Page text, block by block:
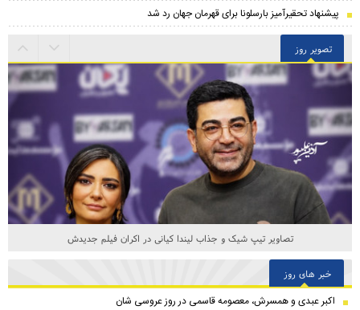
پیشنهاد تحقیرآمیز بارسلونا برای قهرمان جهان رد شد
تصویر روز
تصاویر تیپ شیک و جذاب لیندا کیانی در اکران فیلم جدیدش
خبر های روز
اکبر عبدی و همسرش، معصومه قاسمی در روز عروسی شان